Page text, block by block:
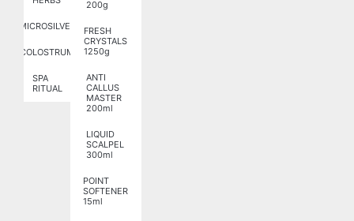
MICROSILVER
COLOSTRUM
SPA
RITUAL
200g
FRESH
CRYSTALS
1250g
ANTI
CALLUS
MASTER
200ml
LIQUID
SCALPEL
300ml
POINT
SOFTENER
15ml